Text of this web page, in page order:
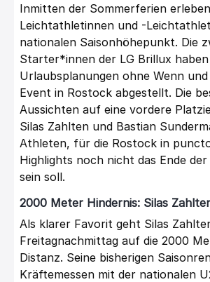
Inmitten der Sommerferien
Leichtathletinnen und -
nationalen Saisonhöhepunkt. Die
Starter*innen der LG Brillux
Urlaubsplanungen ohne Wenn
Event in Rostock abgestellt. Die
Aussichten auf eine vordere
Silas Zahlten und Bastian
Athleten, für die Rostock in
Highlights noch nicht das Ende
sein soll.
2000 Meter Hindernis: Silas
Als klarer Favorit geht Silas
Freitagnachmittag auf die 2000
Distanz. Seine bisherigen
Kräftemessen mit der nationalen